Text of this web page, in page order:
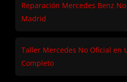
Reparación Mercedes Benz
Madrid
Taller Mercedes No Oficial en
Completo